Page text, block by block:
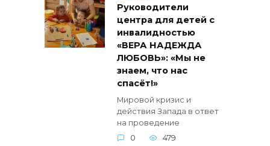
Руководители
центра для детей с
инвалидностью
«ВЕРА НАДЕЖДА
ЛЮБОВЬ»: «Мы не
знаем, что нас
спасёт!»
Мировой кризис и
действия Запада в ответ
на проведение
0
479